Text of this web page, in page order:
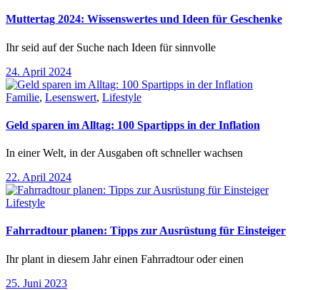
Muttertag 2024: Wissenswertes und Ideen für Geschenke
Ihr seid auf der Suche nach Ideen für sinnvolle
24. April 2024
Familie, Lesenswert, Lifestyle
Geld sparen im Alltag: 100 Spartipps in der Inflation
In einer Welt, in der Ausgaben oft schneller wachsen
22. April 2024
Lifestyle
Fahrradtour planen: Tipps zur Ausrüstung für Einsteiger
Ihr plant in diesem Jahr einen Fahrradtour oder einen
25. Juni 2023